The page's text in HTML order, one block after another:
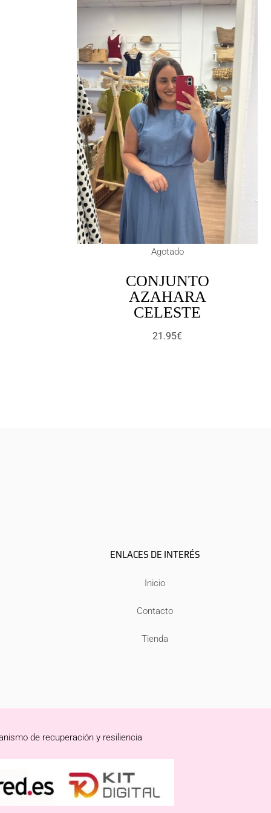
Agotado
CONJUNTO
AZAHARA
CELESTE
21.95€
ENLACES DE INTERÉS
Inicio
Contacto
Tienda
de recuperación y resiliencia